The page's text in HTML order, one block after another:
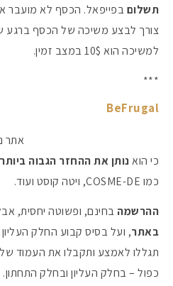
תשלוםבפייפאל. הכסף לא מועבר
צורך לבצע משיכה של הכסף ברגע
למשיכה הוא 10$ במצב זמין.
***
BeFrugal
אתר
כי הואנותן את ההחזר הגבוה
כמו COSME-DE, ויטה קוסט ועוד.
ההרשמה בחינם, ופשוטה יחסית,
באתר, ועל בסיס קבוע החלק
תגללו לאמצע ותקבלו את העמוד
כפול – בחלק העליון ובחלק